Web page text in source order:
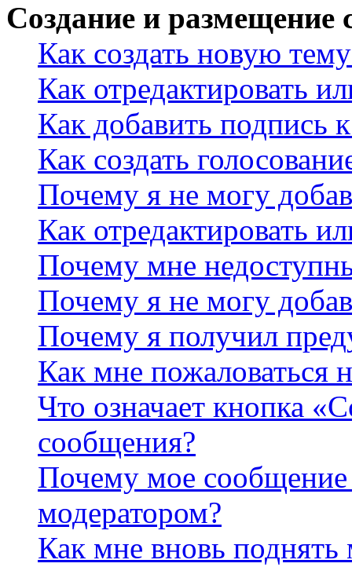
Создание и размещение
Как создать новую
Как отредактировать
Как добавить подпись
Как создать
Почему я не могу
Как отредактировать
Почему мне
Почему я не могу
Почему я получил
Как мне пожаловаться
Что означает кнопка
сообщения?
Почему мое сообщение
модератором?
Как мне вновь